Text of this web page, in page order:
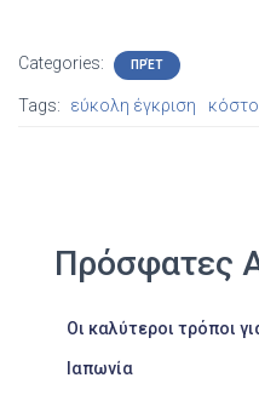
Categories: ΠΡΈΤ
Tags: εύκολη έγκριση
Πρόσφατες
Οι καλύτεροι τρόποι
Ιαπωνία